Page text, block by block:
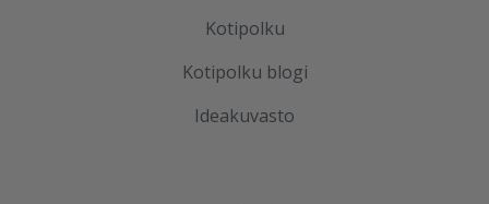
Kotipolku
Kotipolku blogi
Ideakuvasto